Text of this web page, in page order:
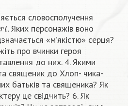
словосполучення
. Яких персонажів воно
«м’якістю» серця?
про вчинки героя
до них. 4. Якими
священик до Хлоп- чика-
батьків та священика? Як
це свідчить? 6. Як